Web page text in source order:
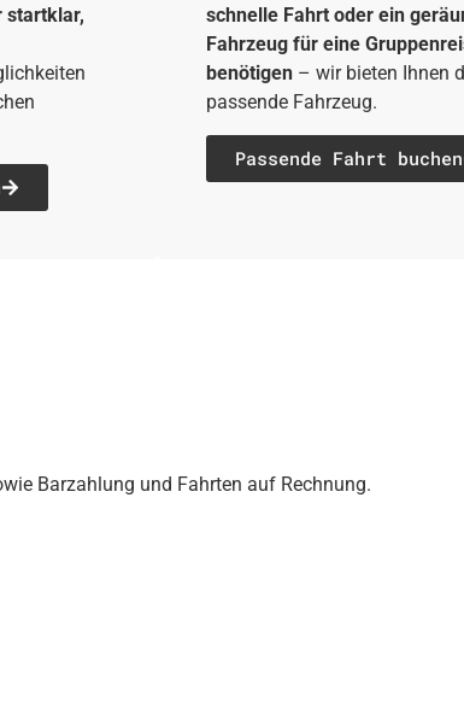
startklar,
schnelle Fahrt oder ein
Fahrzeug für eine
benötigen– wir bieten Ihnen
passende Fahrzeug.
Passende Fahrt buchen
Barzahlung und Fahrten auf Rechnung.